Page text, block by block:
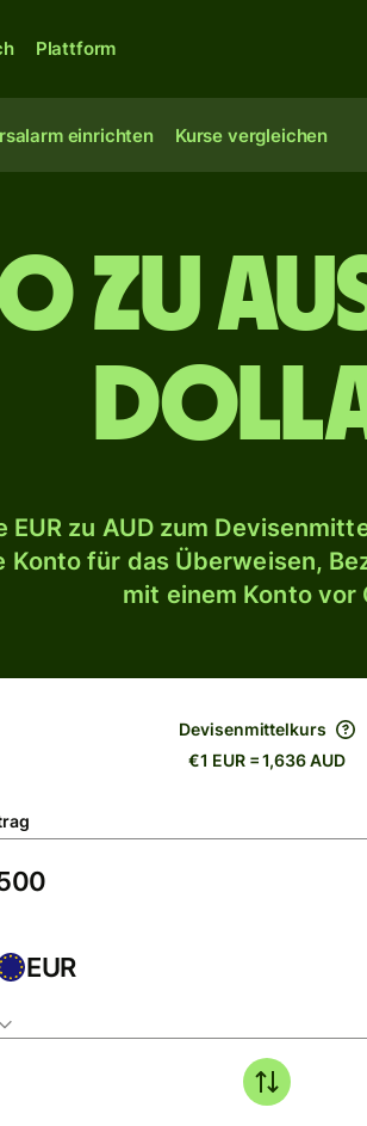
Plattform
einrichten Kurse vergleichen
zu
EUR zu AUD zum
Konto für das Überweisen,
mit einem Konto vor
Devisenmittelkurs
€1 EUR = 1,636 AUD
EUR